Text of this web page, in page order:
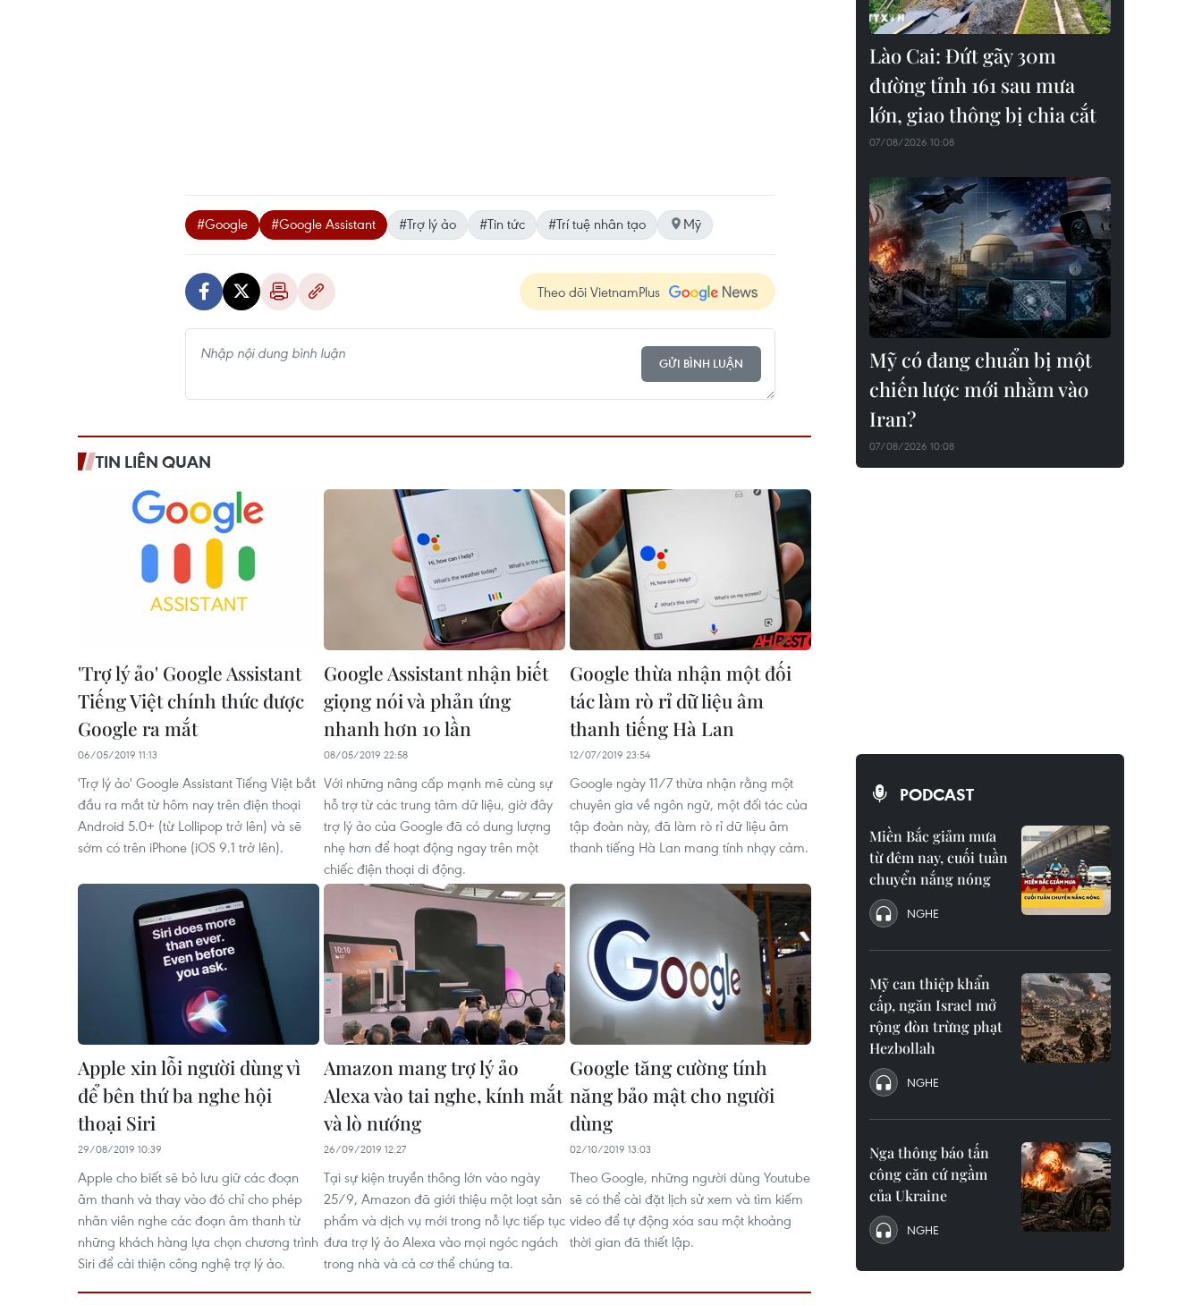
#Google #Google Assistant #Trợ lý ảo #Tin tức #Trí tuệ nhân tạo Mỹ
Theo dõi VietnamPlus
GỬI BÌNH LUẬN
TIN LIÊN QUAN
'Trợ lý ảo' Google Assistant
Tiếng Việt chính thức được
Google ra mắt
06/05/2019 11:13
'Trợ lý ảo' Google Assistant Tiếng Việt bắt
đầu ra mắt từ hôm nay trên điện thoại
Android 5.0+ (từ Lollipop trở lên) và sẽ
sớm có trên iPhone (iOS 9.1 trở lên).
Google Assistant nhận biết
giọng nói và phản ứng
nhanh hơn 10 lần
08/05/2019 22:58
Với những nâng cấp mạnh mẽ cùng sự
hỗ trợ từ các trung tâm dữ liệu, giờ đây
trợ lý ảo của Google đã có dung lượng
nhẹ hơn để hoạt động ngay trên một
chiếc điện thoại di động.
Google thừa nhận một đối
tác làm rò rỉ dữ liệu âm
thanh tiếng Hà Lan
12/07/2019 23:54
Google ngày 11/7 thừa nhận rằng một
chuyên gia về ngôn ngữ, một đối tác của
tập đoàn này, đã làm rò rỉ dữ liệu âm
thanh tiếng Hà Lan mang tính nhạy cảm.
Apple xin lỗi người dùng vì
để bên thứ ba nghe hội
thoại Siri
29/08/2019 10:39
Apple cho biết sẽ bỏ lưu giữ các đoạn
âm thanh và thay vào đó chỉ cho phép
nhân viên nghe các đoạn âm thanh từ
những khách hàng lựa chọn chương trình
Siri để cải thiện công nghệ trợ lý ảo.
Amazon mang trợ lý ảo
Alexa vào tai nghe, kính mắt
và lò nướng
26/09/2019 12:27
Tại sự kiện truyền thông lớn vào ngày
25/9, Amazon đã giới thiệu một loạt sản
phẩm và dịch vụ mới trong nỗ lực tiếp tục
đưa trợ lý ảo Alexa vào mọi ngóc ngách
trong nhà và cả cơ thể chúng ta.
Google tăng cường tính
năng bảo mật cho người
dùng
02/10/2019 13:03
Theo Google, những người dùng Youtube
sẽ có thể cài đặt lịch sử xem và tìm kiếm
video để tự động xóa sau một khoảng
thời gian đã thiết lập.
Lào Cai: Đứt gãy 30m
đường tỉnh 161 sau mưa
lớn, giao thông bị chia cắt
07/08/2026 10:08
Mỹ có đang chuẩn bị một
chiến lược mới nhằm vào
Iran?
07/08/2026 10:08
PODCAST
Miền Bắc giảm mưa
từ đêm nay, cuối tuần
chuyển nắng nóng
NGHE
Mỹ can thiệp khẩn
cấp, ngăn Israel mở
rộng đòn trừng phạt
Hezbollah
NGHE
Nga thông báo tấn
công căn cứ ngầm
của Ukraine
NGHE